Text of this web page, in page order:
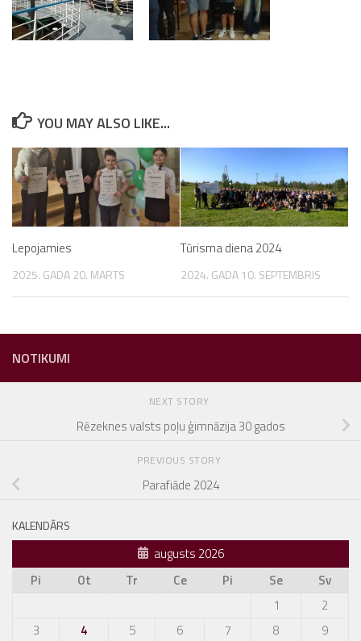
YOU MAY ALSO LIKE...
Lepojamies
2025. GADA 20. MARTS
Tūrisma diena 2024
2024. GADA 10. SEPTEMBRIS
NOTIKUMI
NEXT STORY
Rēzeknes valsts poļu ģimnāzija 30 gados
PREVIOUS STORY
Parafiāde 2024
KALENDĀRS
augusts 2026
Pi
Ot Tr Ce Pi Se
Sv
1
2
3
4 5 6 7 8
9